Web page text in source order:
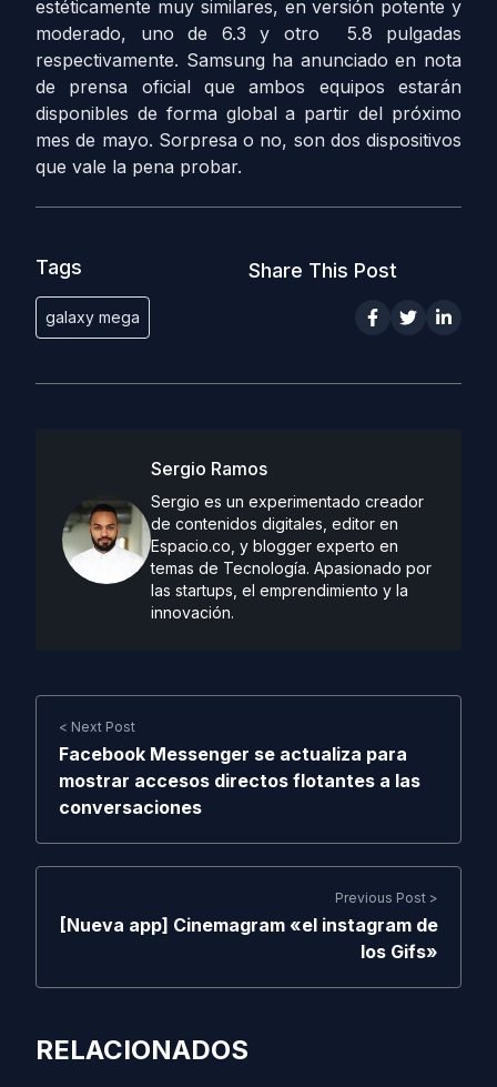
estéticamente muy similares, en versión potente y
moderado, uno de 6.3 y otro 5.8 pulgadas
respectivamente. Samsung ha anunciado en nota
de prensa oficial que ambos equipos estarán
disponibles de forma global a partir del próximo
mes de mayo. Sorpresa o no, son dos dispositivos
que vale la pena probar.
Tags
galaxy mega
Share This Post
Sergio Ramos
Sergio es un experimentado creador
de contenidos digitales, editor en
Espacio.co, y blogger experto en
temas de Tecnología. Apasionado por
las startups, el emprendimiento y la
innovación.
< Next Post
Facebook Messenger se actualiza para
mostrar accesos directos flotantes a las
conversaciones
Previous Post >
[Nueva app] Cinemagram «el instagram de
los Gifs»
RELACIONADOS